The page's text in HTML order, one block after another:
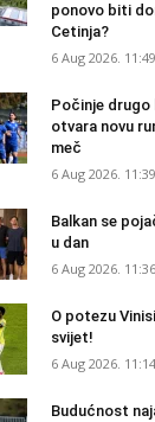
ponovo biti
Cetinja?
6 Aug 2026. 11:49
Počinje drugo
otvara novu
meč
6 Aug 2026. 11:39
Balkan se
u dan
6 Aug 2026. 11:36
O potezu
svijet!
6 Aug 2026. 11:14
Budućnost